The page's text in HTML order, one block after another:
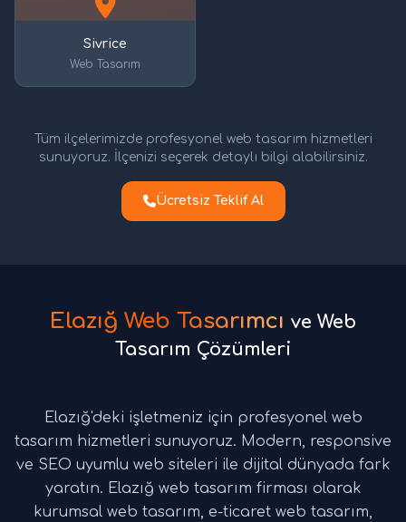
Sivrice
Web Tasarım
Tüm ilçelerimizde profesyonel web tasarım hizmetleri
sunuyoruz. İlçenizi seçerek detaylı bilgi alabilirsiniz.
Ücretsiz Teklif Al
Elazığ Web Tasarımcı ve Web
Tasarım Çözümleri
Elazığ'deki işletmeniz için profesyonel web
tasarım hizmetleri sunuyoruz. Modern, responsive
ve SEO uyumlu web siteleri ile dijital dünyada fark
yaratın. Elazığ web tasarım firması olarak
kurumsal web tasarım, e-ticaret web tasarım,